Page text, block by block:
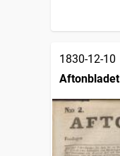
1830-12-10
Aftonbladet